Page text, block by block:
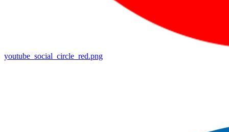
youtube_social_circle_red.png